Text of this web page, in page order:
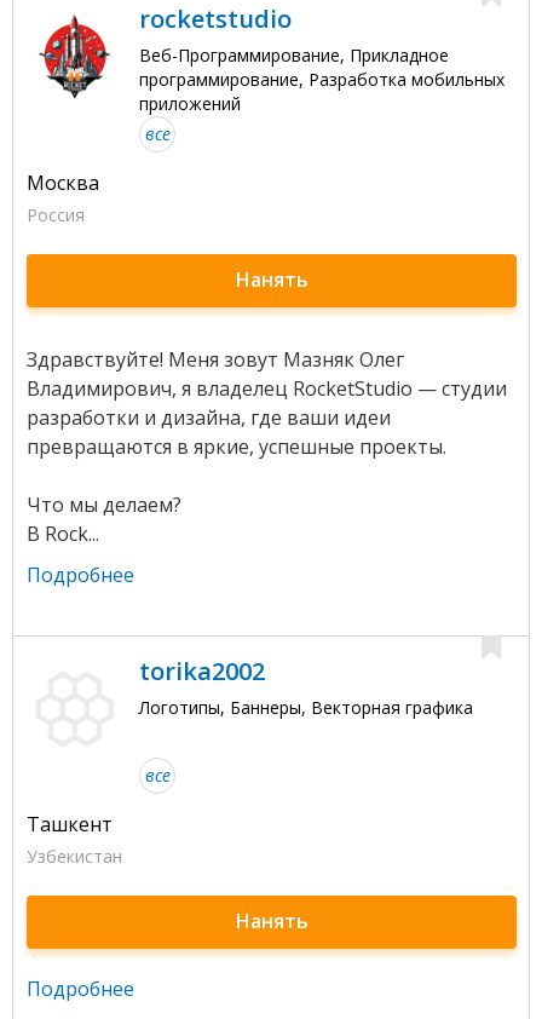
rocketstudio
Веб-Программирование, Прикладное
программирование, Разработка мобильных
приложений
все
Москва
Россия
Нанять
Здравствуйте! Меня зовут Мазняк Олег
Владимирович, я владелец RocketStudio — студии
разработки и дизайна, где ваши идеи
превращаются в яркие, успешные проекты.
Что мы делаем?
В Rock...
Подробнее
torika2002
Логотипы, Баннеры, Векторная графика
все
Ташкент
Узбекистан
Нанять
Подробнее